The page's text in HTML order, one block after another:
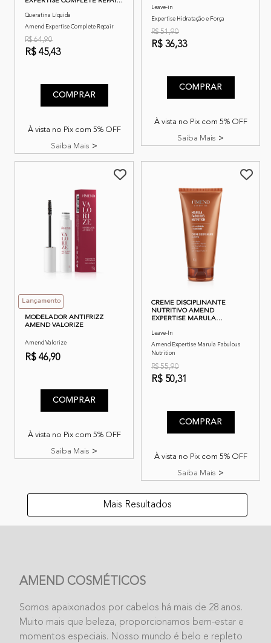
Queratina Líquida
Amend Expertise Complete Repair
R$ 64,90
R$ 45,43
COMPRAR
À vista no Pix com 5% OFF
Saiba Mais
Leave-in
Expertise Hidratação e Força
R$ 51,90
R$ 36,33
COMPRAR
À vista no Pix com 5% OFF
Saiba Mais
Lançamento
MODELADOR ANTIFRIZZ
AMEND VALORIZE
Amend Valorize
R$ 46,90
3,8 de 5 classificação do cliente
COMPRAR
À vista no Pix com 5% OFF
Saiba Mais
CREME DISCIPLINANTE
NUTRITIVO AMEND
EXPERTISE MARULA
Leave-In
Amend Expertise Marula Fabulous
Nutrition
R$ 55,90
R$ 50,31
COMPRAR
À vista no Pix com 5% OFF
Saiba Mais
Mais Resultados
AMEND COSMÉTICOS
Somos apaixonados por cabelos há mais de 28 anos.
Muito mais que beleza, proporcionamos bem-estar e
momentos especiais. Nosso mundo é belo e repleto